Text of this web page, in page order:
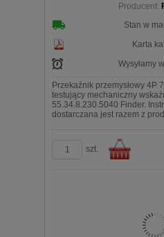
Producent:
Stan w
Karta
Wysyłamy
Przekaźnik przemysłowy 4P
testujący mechaniczny
55.34.8.230.5040 Finder.
dostarczana jest razem z
szt.